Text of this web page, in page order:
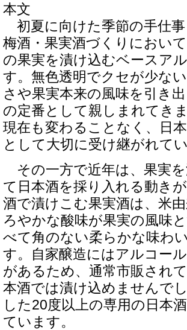
本文
初夏に向けた季節の手仕
梅酒・果実酒づくりにおい
の果実を漬け込むベースア
す。無色透明でクセが少な
さや果実本来の風味を引き
の定番として親しまれてき
現在も変わることなく、日
として大切に受け継がれてい
その一方で近年は、果実
て日本酒を採り入れる動き
酒で漬けこむ果実酒は、米
ろやかな酸味が果実の風味
べて角のない柔らかな味わ
す。自家醸造にはアルコー
があるため、通常市販され
本酒では漬け込めませんで
した20度以上の専用の日本
ています。